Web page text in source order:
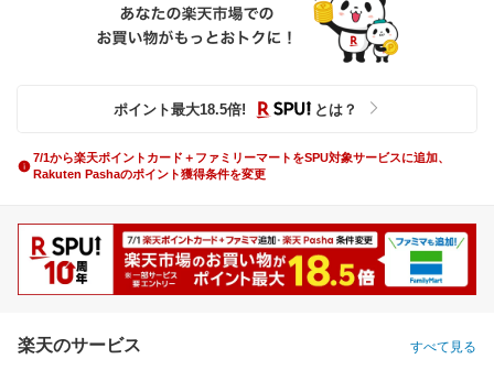
ポイント最大18.5倍! とは？
7/1から楽天ポイントカード＋ファミリーマートをSPU対象サービスに追加、
Rakuten Pashaのポイント獲得条件を変更
楽天のサービス すべて見る